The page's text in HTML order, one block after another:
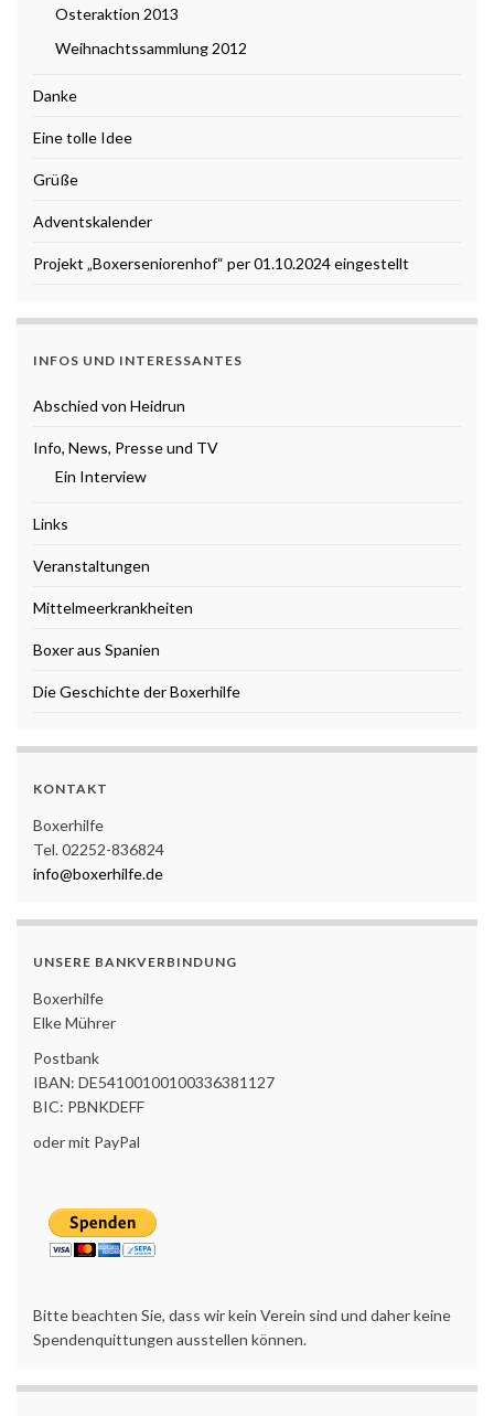
Osteraktion 2013
Weihnachtssammlung 2012
Danke
Eine tolle Idee
Grüße
Adventskalender
Projekt „Boxerseniorenhof“ per 01.10.2024 eingestellt
INFOS UND INTERESSANTES
Abschied von Heidrun
Info, News, Presse und TV
Ein Interview
Links
Veranstaltungen
Mittelmeerkrankheiten
Boxer aus Spanien
Die Geschichte der Boxerhilfe
KONTAKT
Boxerhilfe
Tel. 02252-836824
info@boxerhilfe.de
UNSERE BANKVERBINDUNG
Boxerhilfe
Elke Mührer
Postbank
IBAN: DE54100100100336381127
BIC: PBNKDEFF
oder mit PayPal
Bitte beachten Sie, dass wir kein Verein sind und daher keine
Spendenquittungen ausstellen können.